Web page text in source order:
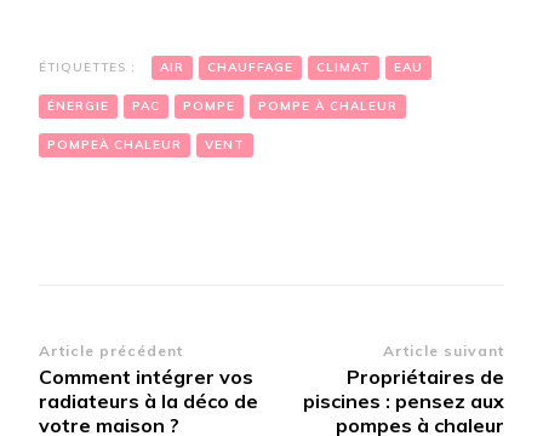
ÉTIQUETTES : AIR CHAUFFAGE CLIMAT EAU
ÉNERGIE PAC POMPE POMPE À CHALEUR
POMPEÀ CHALEUR VENT
Article précédent
Comment intégrer vos
radiateurs à la déco de
votre maison ?
Article suivant
Propriétaires de
piscines : pensez aux
pompes à chaleur